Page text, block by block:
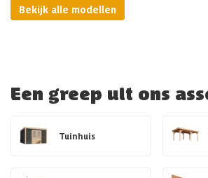
Bekijk alle modellen
Een greep uit ons
Tuinhuis